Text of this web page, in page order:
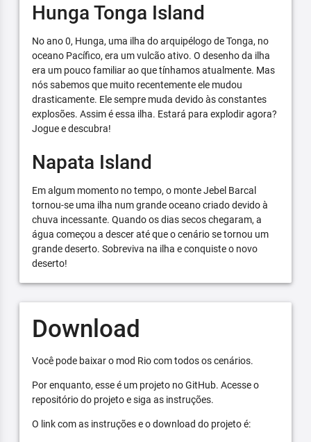
Hunga Tonga Island
No ano 0, Hunga, uma ilha do arquipélogo de Tonga, no
oceano Pacífico, era um vulcão ativo. O desenho da ilha
era um pouco familiar ao que tínhamos atualmente. Mas
nós sabemos que muito recentemente ele mudou
drasticamente. Ele sempre muda devido às constantes
explosões. Assim é essa ilha. Estará para explodir agora?
Jogue e descubra!
Napata Island
Em algum momento no tempo, o monte Jebel Barcal
tornou-se uma ilha num grande oceano criado devido à
chuva incessante. Quando os dias secos chegaram, a
água começou a descer até que o cenário se tornou um
grande deserto. Sobreviva na ilha e conquiste o novo
deserto!
Download
Você pode baixar o mod Rio com todos os cenários.
Por enquanto, esse é um projeto no GitHub. Acesse o
repositório do projeto e siga as instruções.
O link com as instruções e o download do projeto é: